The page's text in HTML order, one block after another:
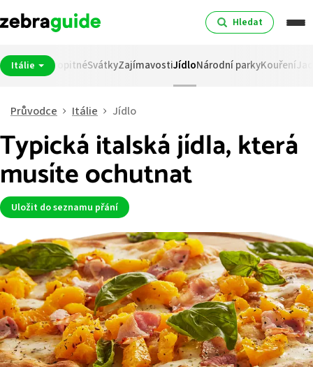
Hledat
Itálie
MěnaSpropitnéSvátkyZajímavostiJídloNárodní parkyKouření
Průvodce Itálie Jídlo
Typická italská jídla, která
musíte ochutnat
Uložit do seznamu přání